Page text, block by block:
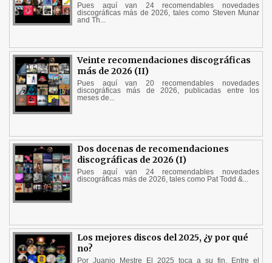
Pues aquí van 24 recomendables novedades
discográficas más de 2026, tales como Steven Munar
and Th...
Veinte recomendaciones discográficas
más de 2026 (II)
Pues aquí van 20 recomendables novedades
discográficas más de 2026, publicadas entre los
meses de...
Dos docenas de recomendaciones
discográficas de 2026 (I)
Pues aquí van 24 recomendables novedades
discográficas más de 2026, tales como Pat Todd &...
Los mejores discos del 2025, ¿y por qué
no?
Por Juanjo Mestre El 2025 toca a su fin. Entre el